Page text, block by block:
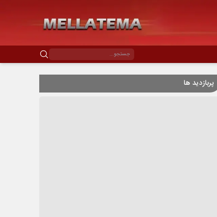
پربازدید ها